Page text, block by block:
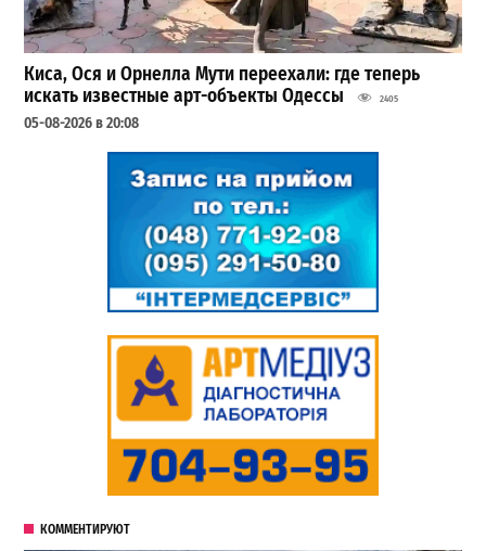
Киса, Ося и Орнелла Мути переехали: где теперь
искать известные арт-объекты Одессы
2405
05-08-2026 в 20:08
КОММЕНТИРУЮТ